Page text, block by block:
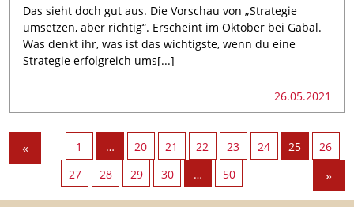
Das sieht doch gut aus. Die Vorschau von „Strategie
umsetzen, aber richtig“. Erscheint im Oktober bei Gabal.
Was denkt ihr, was ist das wichtigste, wenn du eine
Strategie erfolgreich ums[...]
26.05.2021
« 1 … 20 21 22 23 24 25
26
27
28 29 30 … 50 »